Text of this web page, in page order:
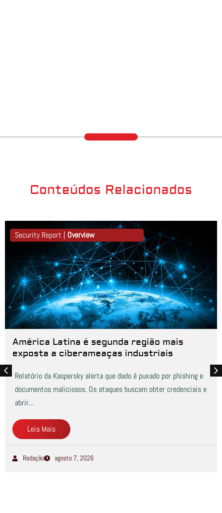
Conteúdos Relacionados
Security Report | Overview
América Latina é segunda região mais
exposta a ciberameaças industriais
Relatório da Kaspersky alerta que dado é puxado por phishing e
documentos maliciosos. Os ataques buscam obter credenciais e
abrir...
Leia Mais
Redação agosto 7, 2026